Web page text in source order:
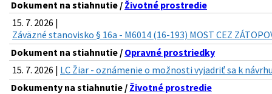
Dokument na stiahnutie / Životné prostredie
15. 7. 2026 |
Záväzné stanovisko § 16a - M6014 (16-193) MOST CEZ
Dokument na stiahnutie / Opravné prostriedky
15. 7. 2026 | LC Žiar - oznámenie o možnosti vyjadriť sa k
Dokumenty na stiahnutie / Životné prostredie